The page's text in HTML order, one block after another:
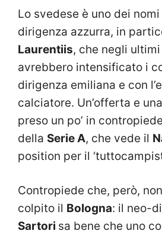
Lo svedese è uno dei
dirigenza azzurra, in
Laurentiis, che negli
avrebbero intensificato i
dirigenza emiliana e con
calciatore. Un’offerta e
preso un po’ in
della Serie A, che vede il
position per il
Contropiede che, però,
colpito il Bologna: il neo-
Sartori sa bene che uno